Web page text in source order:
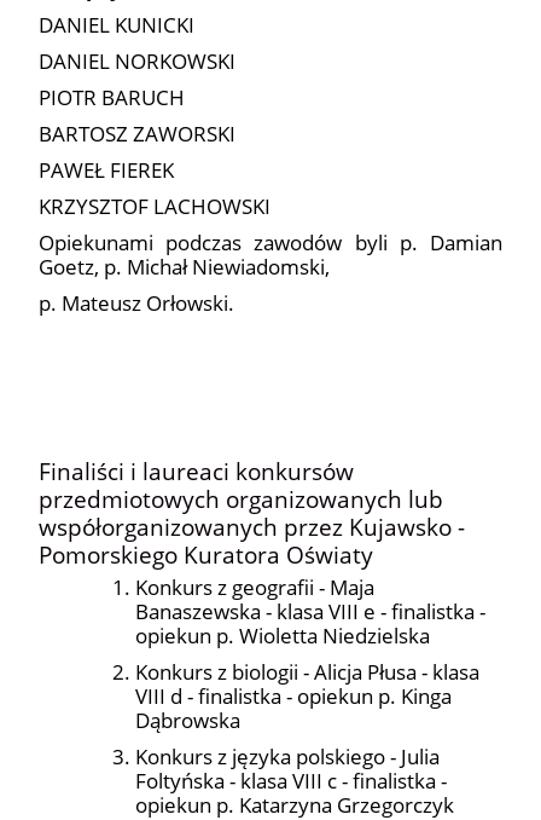
DANIEL KUNICKI
DANIEL NORKOWSKI
PIOTR BARUCH
BARTOSZ ZAWORSKI
PAWEŁ FIEREK
KRZYSZTOF LACHOWSKI
Opiekunami podczas zawodów byli p. Damian
Goetz, p. Michał Niewiadomski,
p. Mateusz Orłowski.
Finaliści i laureaci konkursów
przedmiotowych organizowanych lub
współorganizowanych przez Kujawsko -
Pomorskiego Kuratora Oświaty
Konkurs z geografii - Maja
Banaszewska - klasa VIII e - finalistka -
opiekun p. Wioletta Niedzielska
Konkurs z biologii - Alicja Płusa - klasa
VIII d - finalistka - opiekun p. Kinga
Dąbrowska
Konkurs z języka polskiego - Julia
Foltyńska - klasa VIII c - finalistka -
opiekun p. Katarzyna Grzegorczyk